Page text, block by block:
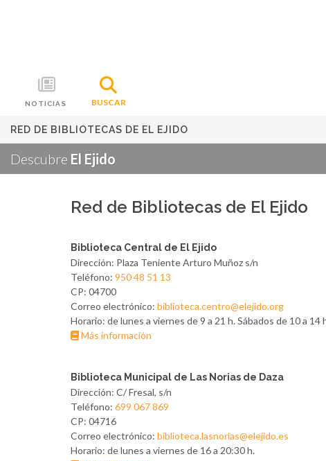
NOTICIAS BUSCAR
RED DE BIBLIOTECAS DE EL EJIDO
Descubre El Ejido
Red de Bibliotecas de El Ejido
Biblioteca Central de El Ejido
Dirección: Plaza Teniente Arturo Muñoz s/n
Teléfono: 950 48 51 13
CP: 04700
Correo electrónico: biblioteca.centro@elejido.org
Horario: de lunes a viernes de 9 a 21 h. Sábados de 10 a 14
Más información
Biblioteca Municipal de Las Norias de Daza
Dirección: C/ Fresal, s/n
Teléfono: 699 067 869
CP: 04716
Correo electrónico: biblioteca.lasnorias@elejido.es
Horario: de lunes a viernes de 16 a 20:30 h.